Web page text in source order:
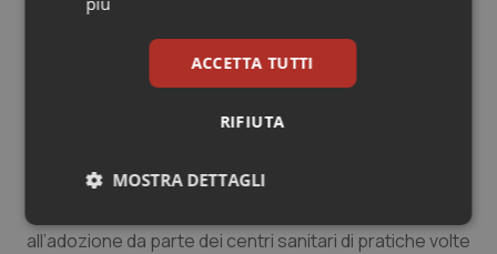
farmaceutica.
Sezione 7. Accesso a farmaci salvavita a prezzi
accessibili. Entro 90 giorni dalla data del presente
applicabile, il Segretario adotterà misure per garantire
sezione 330(e) del Public Health Service Act, come
all’adozione da parte dei centri sanitari di pratiche volte
ACCETTA TUTTI
RIFIUTA
MOSTRA DETTAGLI
Necessari Statistici Marketing